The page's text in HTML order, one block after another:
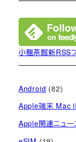
小龍茶館新RSS
Android (82)
Apple端末 Mac
Apple関連ニュー